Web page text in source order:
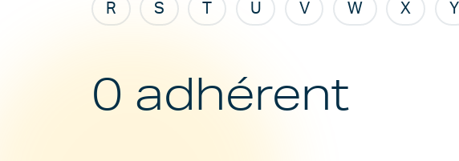
R S U V W X Y
0 adhérent